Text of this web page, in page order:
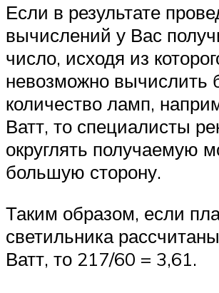
Если в результате
вычислений у Вас
число, исходя из
невозможно вычислить
количество ламп,
Ватт, то специалисты
округлять получаемую
большую сторону.
Таким образом, если
светильника
Ватт, то 217/60 = 3,61.